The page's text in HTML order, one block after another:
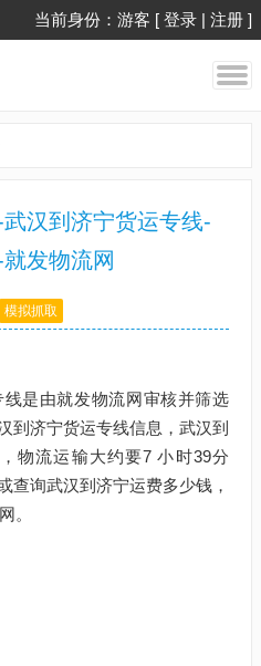
当前身份：游客 [ 登录 | 注册 ]
汉到济宁货运专线-
发物流网
模拟抓取
是由就发物流网审核并筛选
到济宁货运专线信息，武汉到
物流运输大约要7 小时39分
查询武汉到济宁运费多少钱，
。